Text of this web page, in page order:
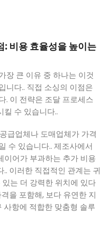
: 비용 효율성을 높이는
장 큰 이유 중 하나는 이것
니다.. 직접 소싱의 이점은
. 이 전략은 조달 프로세스
킬 수 있습니다..
급업체나 도매업체가 가격
수 있습니다.. 제조사에서
이어가 부과하는 추가 비용
이러한 직접적인 관계는 귀
는 더 강력한 위치에 있다
을 포함해, 보다 유연한 지
사항에 적합한 맞춤형 솔루